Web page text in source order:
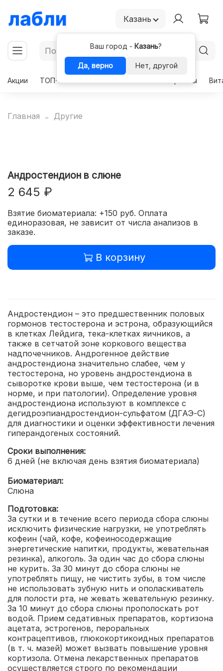
Казань
Ваш город - Казань?
Да, верно
Нет, другой
Акции
ТОП-50 Гормоны
Главная Другие
Андростендион в слюне
2 645 ₽
Взятие биоматериала: +150 руб. Оплата
единоразовая, не зависит от числа анализов в
заказе.
В корзину
Андростендион – это предшественник половых
гормонов тестостерона и эстрона, образующийся
в клетках Лейдига, тека-клетках яичников, а
также в сетчатой зоне коркового вещества
надпочечников. Андрогенное действие
андростендиона значительно слабее, чем у
тестостерона, но уровень андростендиона в
сыворотке крови выше, чем тестостерона (и в
норме, и при патологии). Определение уровня
андростендиона используют в комплексе с
дегидроэпиандростендион-сульфатом (ДГАЭ-С)
для диагностики и оценки эффективности лечения
гиперандогеных состояний.
Сроки выполнения:
6 дней (не включая день взятия биоматериала)
Биоматериал:
Слюна
Подготовка:
За сутки и в течение всего периода сбора слюны
исключить физические нагрузки, не употреблять
кофеин (чай, кофе, кофеиносодержащие
энергетические напитки, продукты, жевательная
резинка), алкоголь. За один час до сбора слюны
не курить. За 30 минут до сбора слюны не
употреблять пищу, не чистить зубы, в том числе
не использовать зубную нить и ополаскиватель
для полости рта, не жевать жевательную резинку.
За 10 минут до сбора слюны прополоскать рот
водой. Прием седативных препаратов, кортизона
ацетата, эстрогенов, пероральных
контрацептивов, глюкокортикоидных препаратов
(в т. ч. мазей) может вызвать повышение уровня
кортизола. Отмена лекарственных препаратов
осуществляется строго по рекомендации